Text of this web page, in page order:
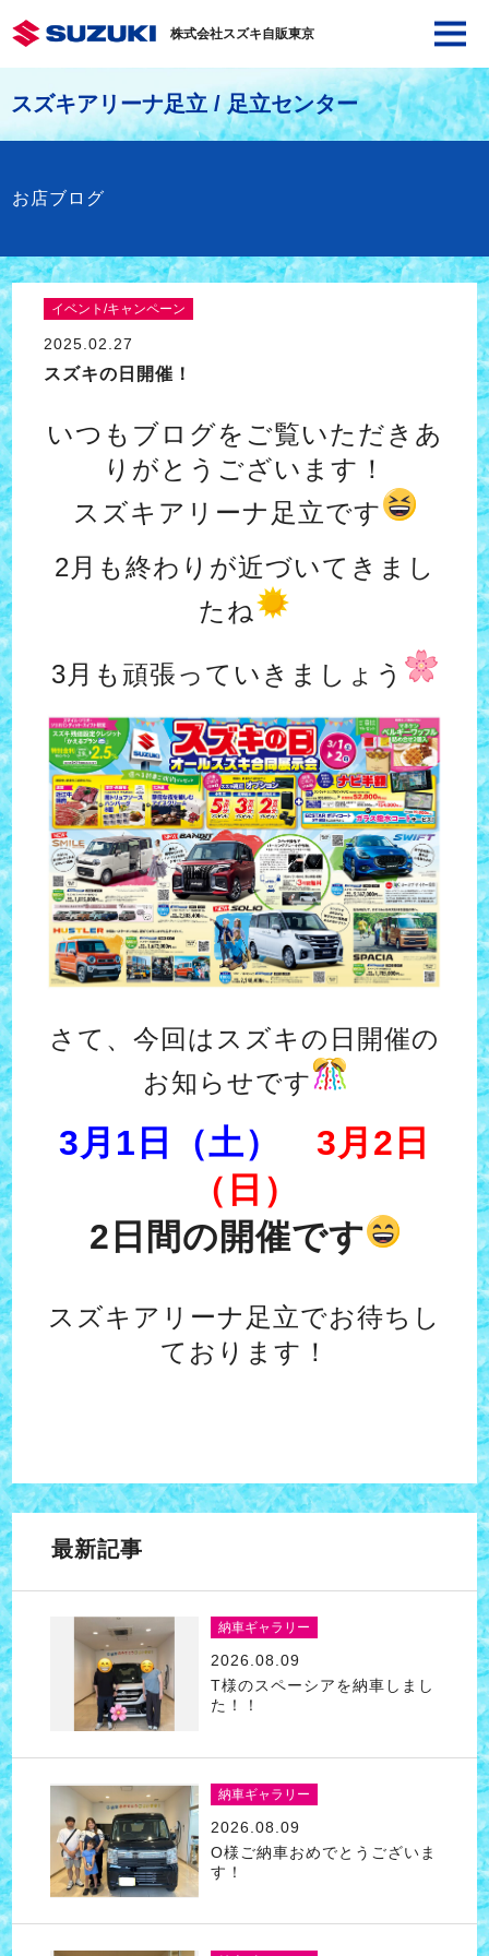
株式会社スズキ自販東京
スズキアリーナ足立 / 足立センター
お店ブログ
イベント/キャンペーン
2025.02.27
スズキの日開催！
いつもブログをご覧いただきあ
りがとうございます！
スズキアリーナ足立です
2月も終わりが近づいてきまし
たね
3月も頑張っていきましょう
さて、今回はスズキの日開催の
お知らせです
3月1日（土） 3月2日
（日）
2日間の開催です
スズキアリーナ足立でお待ちし
ております！
最新記事
納車ギャラリー
2026.08.09
T様のスペーシアを納車しまし
た！！
納車ギャラリー
2026.08.09
O様ご納車おめでとうございま
す！